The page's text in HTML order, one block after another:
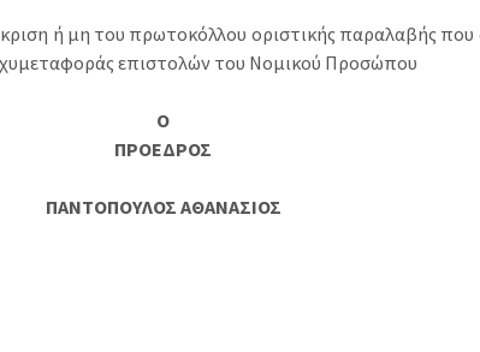
ή μη του πρωτοκόλλου οριστικής παραλαβής
επιστολών του Νομικού Προσώπου
Ο
ΠΡΟΕΔΡΟΣ
ΠΑΝΤΟΠΟΥΛΟΣ ΑΘΑΝΑΣΙΟΣ